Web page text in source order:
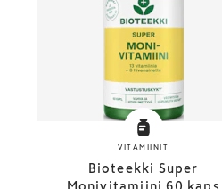
VITAMIINIT
Bioteekki Super
Monivitamiini 60 kaps